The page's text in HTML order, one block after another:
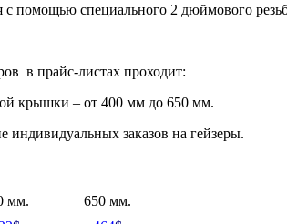
помощью специального 2 дюймового
в прайс-листах проходит:
крышки – от 400 мм до 650 мм.
заказов на гейзеры.
мм.
650 мм.